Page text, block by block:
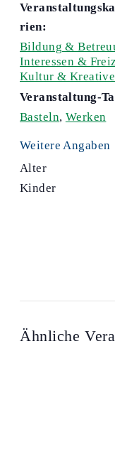
rien:
Bildung &
Interessen &
Kultur &
Veranstaltung-
Basteln, Werken
Weitere Angaben
Alter
Kinder
Ähnliche